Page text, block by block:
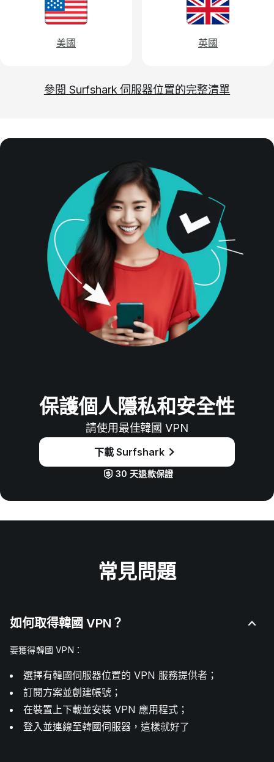
美國 英國
參閱 Surfshark 伺服器位置的完整清單
保護個人隱私和安全性
請使用最佳韓國 VPN
下載 Surfshark
30 天退款保證
常見問題
如何取得韓國 VPN？
要獲得韓國 VPN：
選擇有韓國伺服器位置的 VPN 服務提供者；
訂閱方案並創建帳號；
在裝置上下載並安裝 VPN 應用程式；
登入並連線至韓國伺服器，這樣就好了